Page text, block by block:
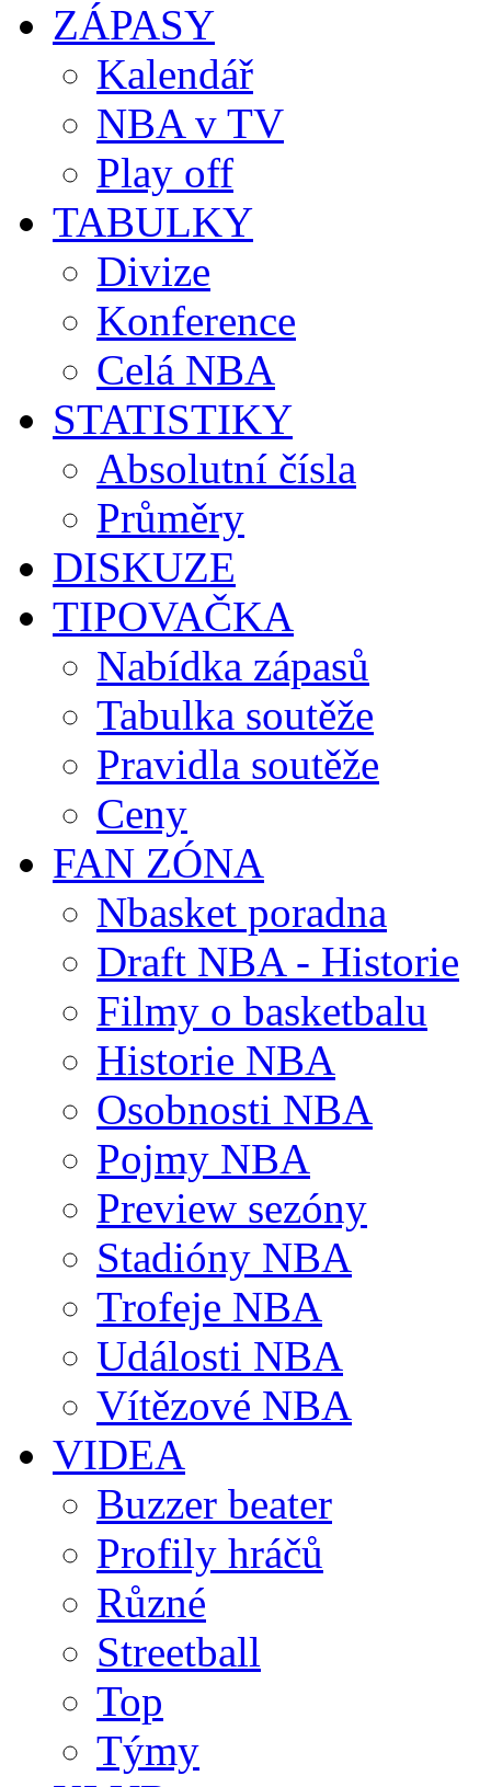
ZÁPASY
Kalendář
NBA v TV
Play off
TABULKY
Divize
Konference
Celá NBA
STATISTIKY
Absolutní čísla
Průměry
DISKUZE
TIPOVAČKA
Nabídka zápasů
Tabulka soutěže
Pravidla soutěže
Ceny
FAN ZÓNA
Nbasket poradna
Draft NBA - Historie
Filmy o basketbalu
Historie NBA
Osobnosti NBA
Pojmy NBA
Preview sezóny
Stadióny NBA
Trofeje NBA
Události NBA
Vítězové NBA
VIDEA
Buzzer beater
Profily hráčů
Různé
Streetball
Top
Týmy